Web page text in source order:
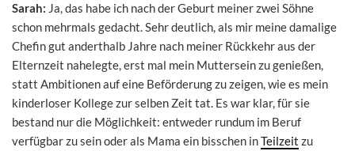
Sarah: Ja, das habe ich nach der Geburt meiner zwei Söhne
schon mehrmals gedacht. Sehr deutlich, als mir meine damalige
Chefin gut anderthalb Jahre nach meiner Rückkehr aus der
Elternzeit nahelegte, erst mal mein Muttersein zu genießen,
statt Ambitionen auf eine Beförderung zu zeigen, wie es mein
kinderloser Kollege zur selben Zeit tat. Es war klar, für sie
bestand nur die Möglichkeit: entweder rundum im Beruf
verfügbar zu sein oder als Mama ein bisschen inTeilzeit zu